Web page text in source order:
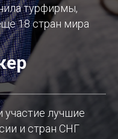
турфирмы,
18 стран мира
лучшие
и стран СНГ